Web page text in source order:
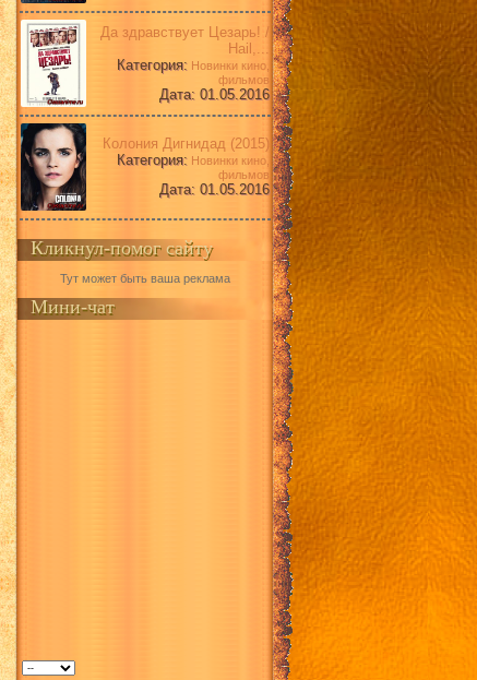
Да здравствует Цезарь! /
Hail,...
Категория: Новинки кино,
фильмов
Дата: 01.05.2016
Колония Дигнидад (2015)
Категория: Новинки кино,
фильмов
Дата: 01.05.2016
Кликнул-помог сайту
Тут может быть ваша реклама
Мини-чат